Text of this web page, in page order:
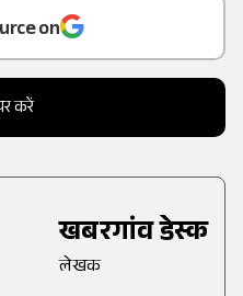
on
करें
खबरगांव डेस्क
लेखक